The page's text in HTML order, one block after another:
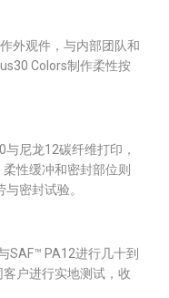
外观件，与内部团队和
Colors制作柔性按
与尼龙12碳纤维打印，
性缓冲和密封部位则
密封试验。
SAF™ PA12进行几十到
户进行实地测试，收